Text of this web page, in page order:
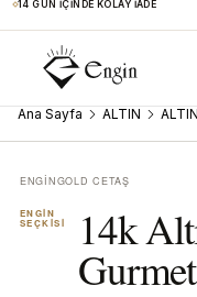
14 GÜN İÇINDE KOLAY İADE
Ana Sayfa ALTIN
Favoriye Ekle
Paylaş
ENGİNGOLD CETAŞ
ENGİN
SEÇKİSİ
14k